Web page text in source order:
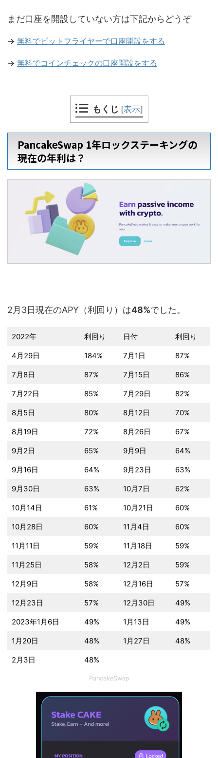
まだ口座を開設していない方は下記からどうぞ
→ 無料でビットフライヤーで口座開設をする
→ 無料でコインチェックの口座開設をする
もくじ [表示]
PancakeSwap 1年ロックステーキングの
現在の年利は？
2月3日現在のAPY（利回り）は48%でした。
2022年 利回り 日付 利回り
4月29日 184% 7月1日 87%
7月8日 87% 7月15日 86%
7月22日 85% 7月29日 82%
8月5日 80% 8月12日 70%
8月19日 72% 8月26日 67%
9月2日 65% 9月9日 64%
9月16日 64% 9月23日 63%
9月30日 63% 10月7日 62%
10月14日 61% 10月21日 60%
10月28日 60% 11月4日 60%
11月11日 59% 11月18日 59%
11月25日 58% 12月2日 59%
12月9日 58% 12月16日 57%
12月23日 57% 12月30日 49%
2023年1月6日 49% 1月13日 49%
1月20日 48% 1月27日 48%
2月3日 48%
PancakeSwap